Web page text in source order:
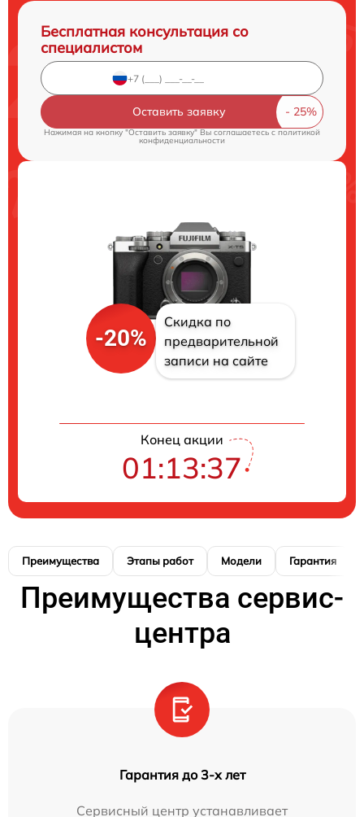
Бесплатная консультация со
специалистом
Оставить заявку
Нажимая на кнопку "Оставить заявку" Вы соглашаетесь c политикой
конфиденциальности
-20%
Скидка по
предварительной
записи на сайте
Конец акции
01:13:37
Преимущества Этапы работ Модели Гарантия
Преимущества сервис-
центра
Гарантия до 3-х лет
Сервисный центр устанавливает